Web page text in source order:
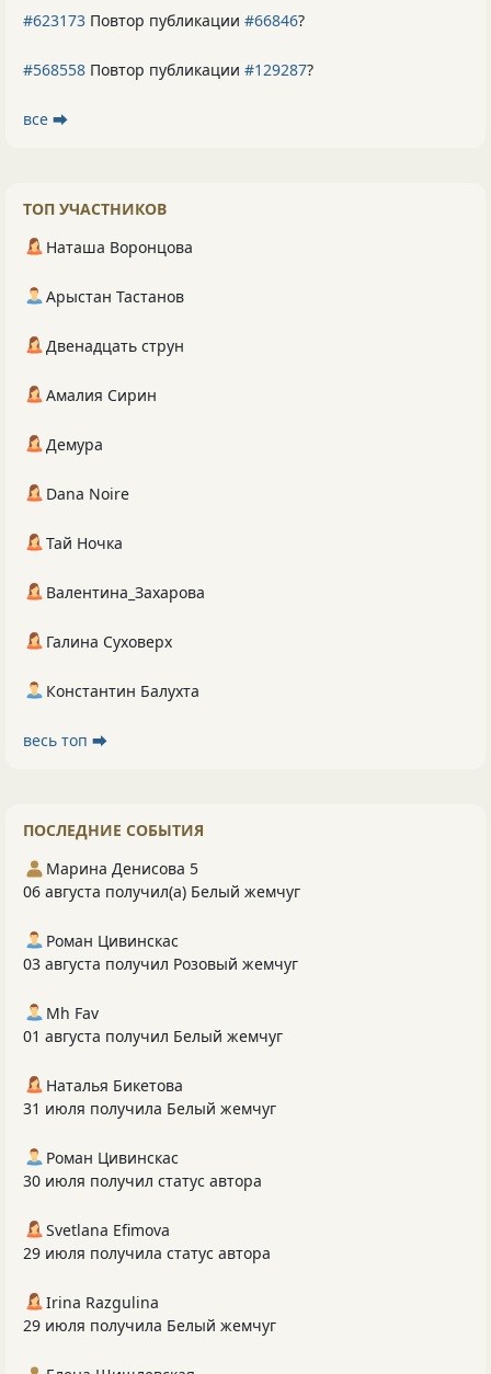
#623173 Повтор публикации #66846?
#568558 Повтор публикации #129287?
все ⮕
ТОП УЧАСТНИКОВ
Наташа Воронцова
Арыстан Тастанов
Двенадцать струн
Амалия Сирин
Демура
Dana Noire
Тай Ночка
Валентина_Захарова
Галина Суховерх
Константин Балухта
весь топ ⮕
ПОСЛЕДНИЕ СОБЫТИЯ
Марина Денисова 5
06 августа получил(а) Белый жемчуг
Роман Цивинскас
03 августа получил Розовый жемчуг
Mh Fav
01 августа получил Белый жемчуг
Наталья Бикетова
31 июля получила Белый жемчуг
Роман Цивинскас
30 июля получил статус автора
Svetlana Efimova
29 июля получила статус автора
Irina Razgulina
29 июля получила Белый жемчуг